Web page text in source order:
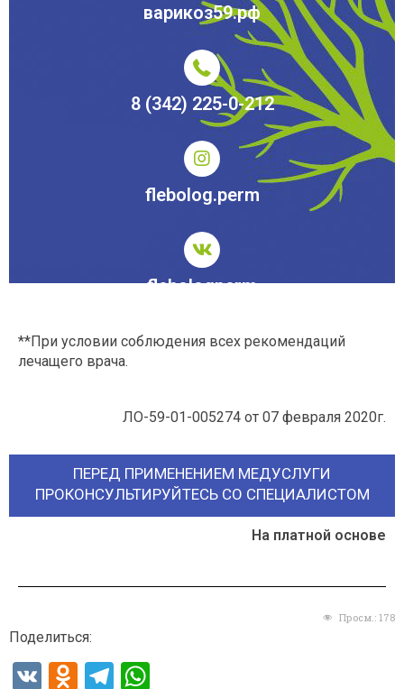
варикоз59.рф
8 (342) 225-0-212
flebolog.perm
flebologperm
**При условии соблюдения всех рекомендаций
лечащего врача.
ЛО-59-01-005274 от 07 февраля 2020г.
ПЕРЕД ПРИМЕНЕНИЕМ МЕДУСЛУГИ
ПРОКОНСУЛЬТИРУЙТЕСЬ СО СПЕЦИАЛИСТОМ
На платной основе
Просм.: 178
Поделиться:
V
O
T